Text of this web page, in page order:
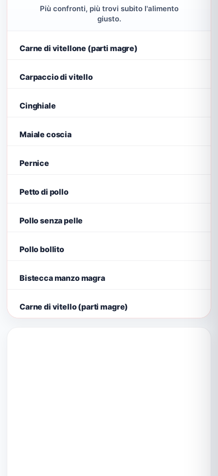
Più confronti, più trovi subito l'alimento
giusto.
Carne di vitellone (parti magre)
Carpaccio di vitello
Cinghiale
Maiale coscia
Pernice
Petto di pollo
Pollo senza pelle
Pollo bollito
Bistecca manzo magra
Carne di vitello (parti magre)